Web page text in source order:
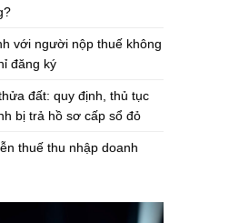
với người nộp thuế không
đăng ký
đất: quy định, thủ tục
bị trả hồ sơ cấp sổ đỏ
thuế thu nhập doanh